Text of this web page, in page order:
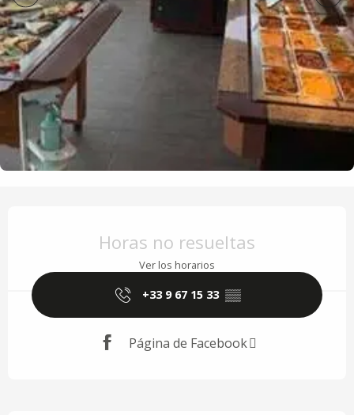
Horas no resueltas
Ver los horarios
+33 9 67 15 33 ▒▒
Página de Facebook